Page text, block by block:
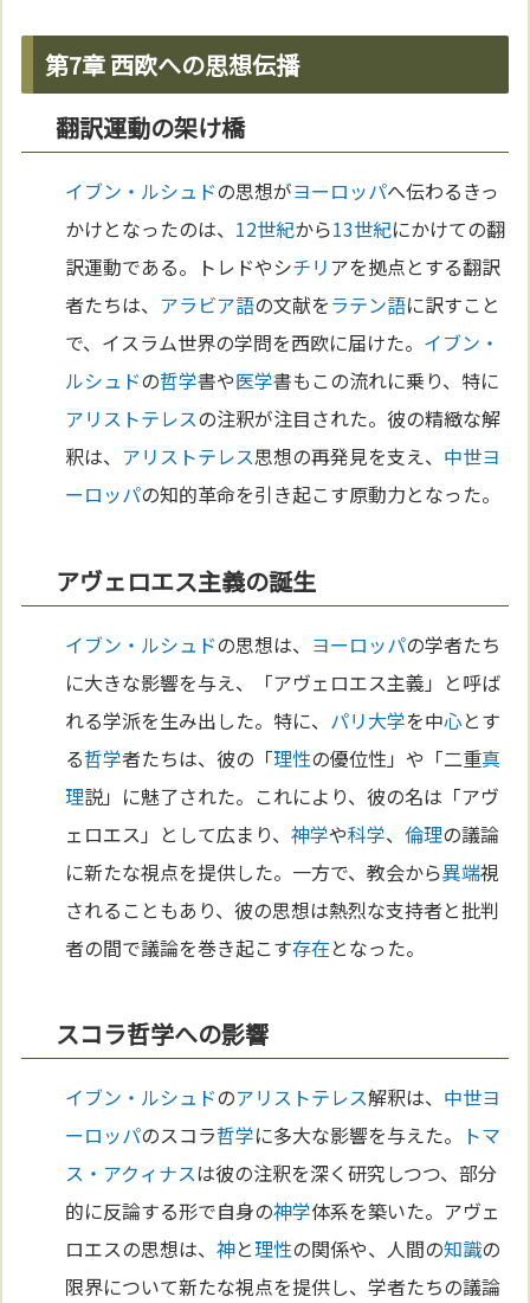
第7章 西欧への思想伝播
翻訳運動の架け橋
イブン・ルシュドの思想がヨーロッパへ伝わるきっ
かけとなったのは、 12世紀から13世紀にかけての翻
訳運動である。トレドやシチリアを拠点とする翻訳
者たちは、 アラビア語の文献をラテン語に訳すこと
で、イスラム世界の学問を西欧に届けた。 イブン・
ルシュドの哲学書や医学書もこの流れに乗り、特に
アリストテレスの注釈が注目された。彼の精緻な解
釈は、 アリストテレス思想の再発見を支え、 中世ヨ
ーロッパの知的革命を引き起こす原動力となった。
アヴェロエス主義の誕生
イブン・ルシュドの思想は、 ヨーロッパの学者たち
に大きな影響を与え、「アヴェロエス主義」と呼ば
れる学派を生み出した。特に、 パリ大学を中心とす
る哲学者たちは、彼の「理性の優位性」や「二重真
理説」に魅了された。これにより、彼の名は「アヴ
ェロエス」として広まり、神学や科学、倫理の議論
に新たな視点を提供した。一方で、教会から異端視
されることもあり、彼の思想は熱烈な支持者と批判
者の間で議論を巻き起こす存在となった。
スコラ哲学への影響
イブン・ルシュドのアリストテレス解釈は、 中世ヨ
ーロッパのスコラ哲学に多大な影響を与えた。
トマ
ス・アクィナスは彼の注釈を深く研究しつつ、部分
的に反論する形で自身の神学体系を築いた。アヴェ
ロエスの思想は、神と理性の関係や、人間の知識の
限界について新たな視点を提供し、学者たちの議論